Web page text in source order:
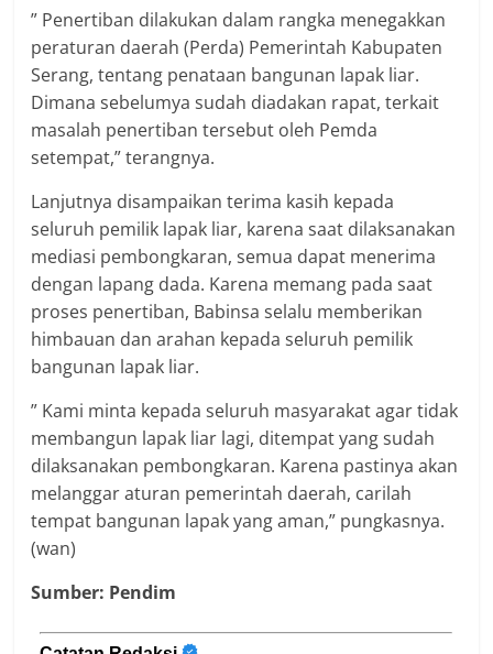
” Penertiban dilakukan dalam rangka menegakkan
peraturan daerah (Perda) Pemerintah Kabupaten
Serang, tentang penataan bangunan lapak liar.
Dimana sebelumya sudah diadakan rapat, terkait
masalah penertiban tersebut oleh Pemda
setempat,” terangnya.
Lanjutnya disampaikan terima kasih kepada
seluruh pemilik lapak liar, karena saat dilaksanakan
mediasi pembongkaran, semua dapat menerima
dengan lapang dada. Karena memang pada saat
proses penertiban, Babinsa selalu memberikan
himbauan dan arahan kepada seluruh pemilik
bangunan lapak liar.
” Kami minta kepada seluruh masyarakat agar tidak
membangun lapak liar lagi, ditempat yang sudah
dilaksanakan pembongkaran. Karena pastinya akan
melanggar aturan pemerintah daerah, carilah
tempat bangunan lapak yang aman,” pungkasnya.
(wan)
Sumber: Pendim